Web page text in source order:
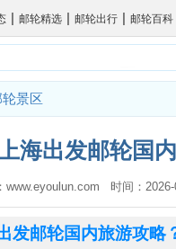
| 邮轮精选 | 邮轮出行 | 邮轮百科
轮景区
海出发邮轮国
www.eyoulun.com 时间：
发邮轮国内旅游攻略